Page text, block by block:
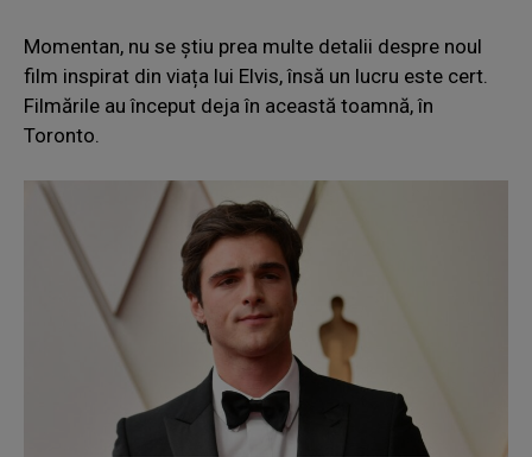
Momentan, nu se știu prea multe detalii despre noul
film inspirat din viața lui Elvis, însă un lucru este cert.
Filmările au început deja în această toamnă, în
Toronto.